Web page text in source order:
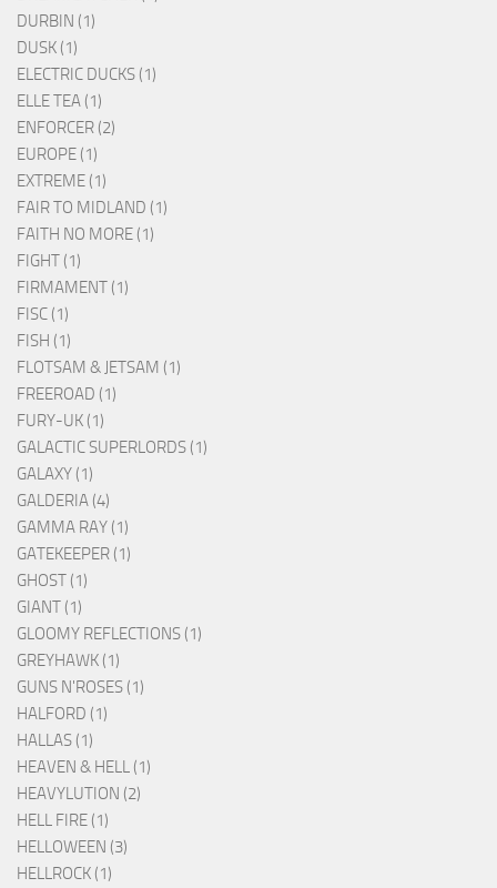
DURBIN (1)
DUSK (1)
ELECTRIC DUCKS (1)
ELLE TEA (1)
ENFORCER (2)
EUROPE (1)
EXTREME (1)
FAIR TO MIDLAND (1)
FAITH NO MORE (1)
FIGHT (1)
FIRMAMENT (1)
FISC (1)
FISH (1)
FLOTSAM & JETSAM (1)
FREEROAD (1)
FURY-UK (1)
GALACTIC SUPERLORDS (1)
GALAXY (1)
GALDERIA (4)
GAMMA RAY (1)
GATEKEEPER (1)
GHOST (1)
GIANT (1)
GLOOMY REFLECTIONS (1)
GREYHAWK (1)
GUNS N'ROSES (1)
HALFORD (1)
HALLAS (1)
HEAVEN & HELL (1)
HEAVYLUTION (2)
HELL FIRE (1)
HELLOWEEN (3)
HELLROCK (1)